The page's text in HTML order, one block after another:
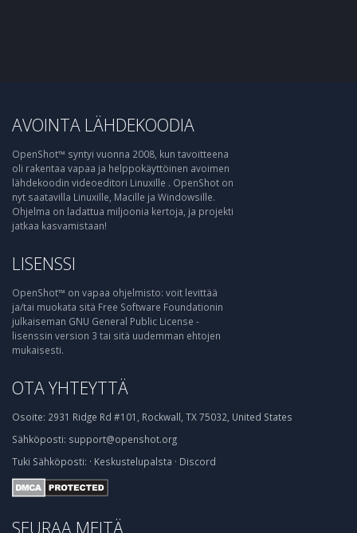
AVOINTA LÄHDEKOODIA
OpenShot™ syntyi vuonna 2008, kun tavoitteena
oli rakentaa vapaa ja helppokäyttöinen avoimen
lähdekoodin videoeditori Linuxille . OpenShot on
nyt saatavilla Linuxille, Macille ja Windowsille.
Ohjelma on ladattua miljoonia kertoja, ja projekti
jatkaa kasvamistaan!
LISENSSI
OpenShot™ on vapaa ohjelmisto: voit levittää
ja/tai muokata sitä Free Software Foundationin
julkaiseman GNU General Public License -
lisenssin version 3 tai sitä uudemman ehtojen
mukaisesti.
OTA YHTEYTTÄ
Osoite: 2931 Ridge Rd #101, Rockwall, TX 75032, United States
Sähköposti: support@openshot.org
Tuki Sähköposti: · Keskustelupalsta · Discord
SEURAA MEITÄ